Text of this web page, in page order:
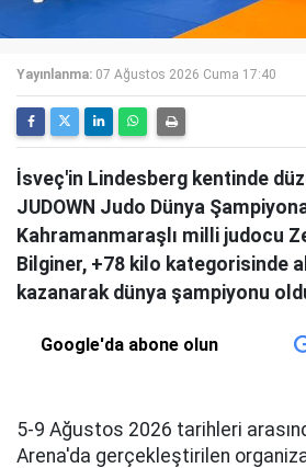
Yayınlanma: 07 Ağustos 2026 Cuma 17:40
İsveç'in Lindesberg kentinde
JUDOWN Judo Dünya
Kahramanmaraşlı milli judocu
Bilginer, +78 kilo kategorisinde
kazanarak dünya şampiyonu
Google'da abone olun
5-9 Ağustos 2026 tarihleri
Arena'da gerçekleştirilen